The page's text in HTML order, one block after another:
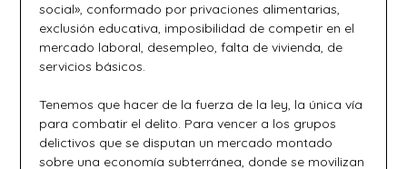
social», conformado por privaciones alimentarias,
exclusión educativa, imposibilidad de competir en el
mercado laboral, desempleo, falta de vivienda, de
servicios básicos.
Tenemos que hacer de la fuerza de la ley, la única vía
para combatir el delito. Para vencer a los grupos
delictivos que se disputan un mercado montado
sobre una economía subterránea, donde se movilizan